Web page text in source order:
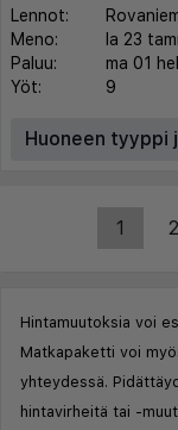
Lennot:
Meno:
la 23
Paluu:
ma 01
Yöt:
9
Huoneen tyyppi
1 2
Hintamuutoksia voi
Matkapaketti voi
yhteydessä.
hintavirheitä tai -